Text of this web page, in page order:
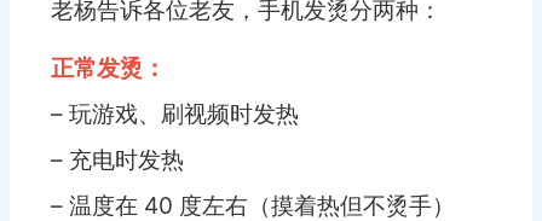
老杨告诉各位老友，手机发烫分两种：
正常发烫：
– 玩游戏、刷视频时发热
– 充电时发热
– 温度在 40 度左右（摸着热但不烫手）